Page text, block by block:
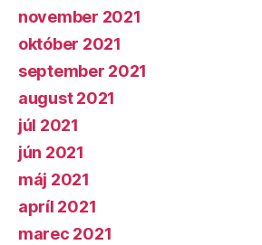
november 2021
október 2021
september 2021
august 2021
júl 2021
jún 2021
máj 2021
apríl 2021
marec 2021